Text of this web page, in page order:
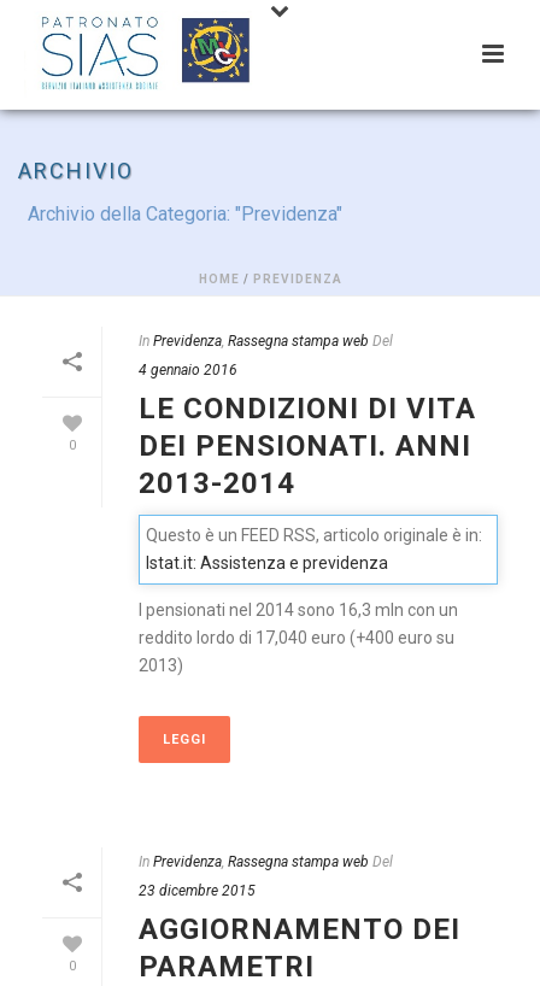
ARCHIVIO
Archivio della Categoria: "Previdenza"
HOME / PREVIDENZA
0
In Previdenza, Rassegna stampa web Del
4 gennaio 2016
LE CONDIZIONI DI VITA
DEI PENSIONATI. ANNI
2013-2014
Questo è un FEED RSS, articolo originale è in:
Istat.it: Assistenza e previdenza
I pensionati nel 2014 sono 16,3 mln con un
reddito lordo di 17,040 euro (+400 euro su
2013)
LEGGI
0
In Previdenza, Rassegna stampa web Del
23 dicembre 2015
AGGIORNAMENTO DEI
PARAMETRI